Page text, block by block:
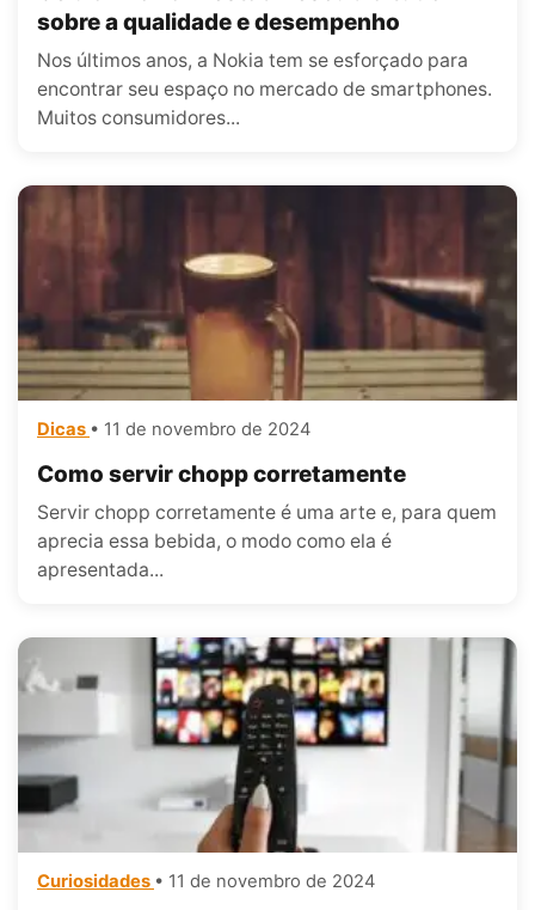
sobre a qualidade e desempenho
Nos últimos anos, a Nokia tem se esforçado para
encontrar seu espaço no mercado de smartphones.
Muitos consumidores...
Dicas • 11 de novembro de 2024
Como servir chopp corretamente
Servir chopp corretamente é uma arte e, para quem
aprecia essa bebida, o modo como ela é
apresentada...
Curiosidades • 11 de novembro de 2024